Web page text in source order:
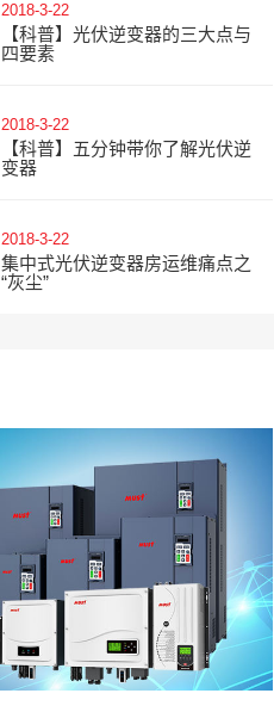
2018-3-22
【科普】光伏逆变器的三大点与
四要素
2018-3-22
【科普】五分钟带你了解光伏逆
变器
2018-3-22
集中式光伏逆变器房运维痛点之
“灰尘”